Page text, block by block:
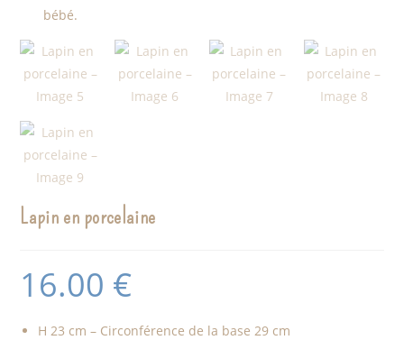
Lapin en porcelaine
16.00 €
H 23 cm – Circonférence de la base 29 cm